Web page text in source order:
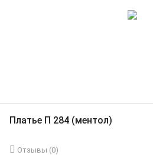
Платье П 284 (ментол)
Отзывы (0)